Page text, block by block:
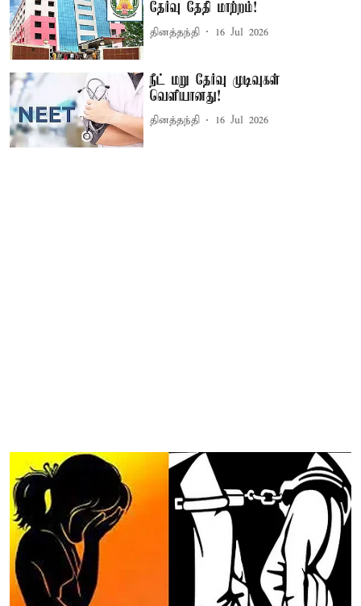
தேர்வு தேதி மாற்றம்!
தினத்தந்தி 16 Jul 2026
நீட் மறு தேர்வு முடிவுகள்
வெளியானது!
தினத்தந்தி 16 Jul 2026